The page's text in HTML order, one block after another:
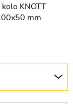
KNOTT
mm